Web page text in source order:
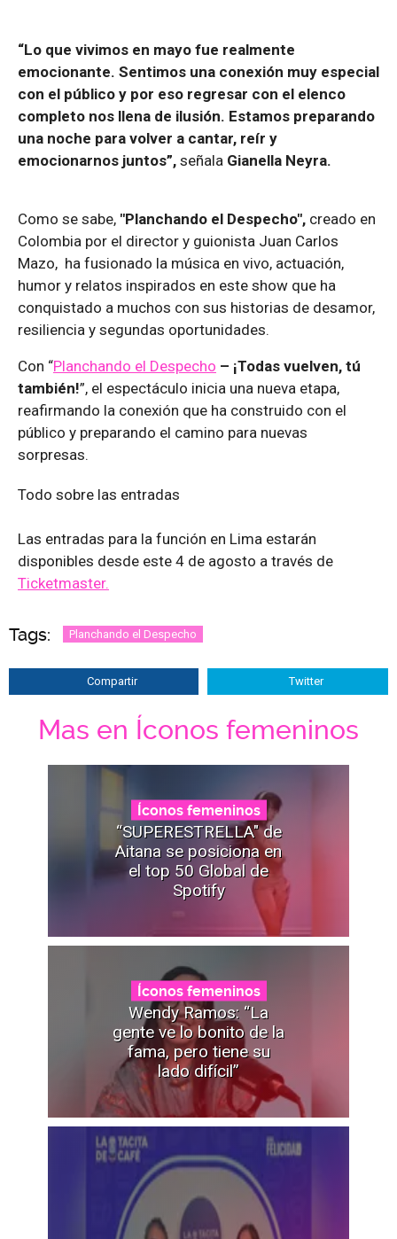
“Lo que vivimos en mayo fue realmente
emocionante. Sentimos una conexión muy especial
con el público y por eso regresar con el elenco
completo nos llena de ilusión. Estamos preparando
una noche para volver a cantar, reír y
emocionarnos juntos”, señala Gianella Neyra.
Como se sabe, "Planchando el Despecho", creado en
Colombia por el director y guionista Juan Carlos
Mazo, ha fusionado la música en vivo, actuación,
humor y relatos inspirados en este show que ha
conquistado a muchos con sus historias de desamor,
resiliencia y segundas oportunidades.
Con “Planchando el Despecho – ¡Todas vuelven, tú
también!”, el espectáculo inicia una nueva etapa,
reafirmando la conexión que ha construido con el
público y preparando el camino para nuevas
sorpresas.
Todo sobre las entradas
Las entradas para la función en Lima estarán
disponibles desde este 4 de agosto a través de
Ticketmaster.
Tags: Planchando el Despecho
Compartir Twitter
Mas en Íconos femeninos
Íconos femeninos
“SUPERESTRELLA" de
Aitana se posiciona en
el top 50 Global de
Spotify
Íconos femeninos
Wendy Ramos: “La
gente ve lo bonito de la
fama, pero tiene su
lado difícil”